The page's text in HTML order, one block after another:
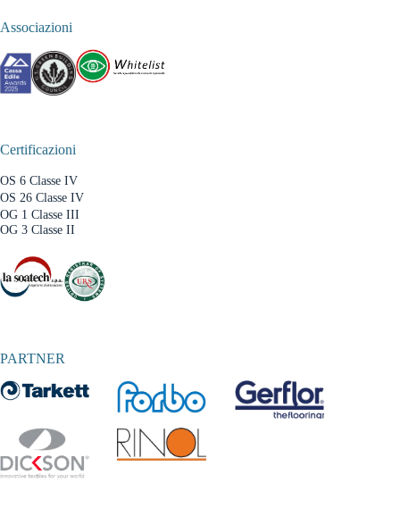
Associazioni
Certificazioni
OS 6 Classe IV
OS 26 Classe IV
OG 1 Classe III
OG 3 Classe II
PARTNER